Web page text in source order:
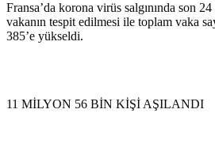
Fransa’da korona virüs salgınında son
vakanın tespit edilmesi ile toplam vaka
385’e yükseldi.
11 MİLYON 56 BİN KİŞİ AŞILANDI